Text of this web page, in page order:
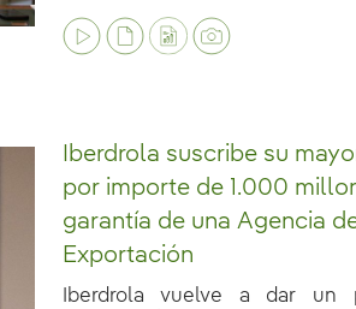
Iberdrola suscribe su
por importe de 1.000
garantía de una Agencia
Exportación
Iberdrola vuelve a dar un